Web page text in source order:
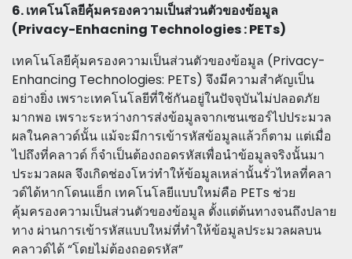
6. เทคโนโลยีคุ้มครองความเป็นส่วนตัวของข้อมูล
(Privacy-Enhacning Technologies : PETs)
เทคโนโลยีคุ้มครองความเป็นส่วนตัวของข้อมูล (Privacy-
Enhancing Technologies: PETs) จึงมีความสำคัญเป็น
อย่างยิ่ง เพราะเทคโนโลยีที่ใช้กันอยู่ในปัจจุบันไม่ปลอดภัย
มากพอ เพราะระหว่างการส่งข้อมูลจากเซนเซอร์ไปประมวล
ผลในคลาวด์นั้น แม้จะมีการเข้ารหัสข้อมูลแล้วก็ตาม แต่เมื่อ
ไปถึงที่คลาวด์ ก็จำเป็นต้องถอดรหัสเพื่อนำข้อมูลจริงนั้นมา
ประมวลผล จึงเกิดช่องโหว่ทำให้ข้อมูลเหล่านั้นรั่วไหลที่คลา
วด์ได้หากโดนแฮ็ก เทคโนโลยีแบบใหม่คือ PETs ช่วย
คุ้มครองความเป็นส่วนตัวของข้อมูล ตั้งแต่ต้นทางจนถึงปลาย
ทาง ผ่านการเข้ารหัสแบบใหม่ที่ทำให้ข้อมูลประมวลผลบน
คลาวด์ได้ “โดยไม่ต้องถอดรหัส”